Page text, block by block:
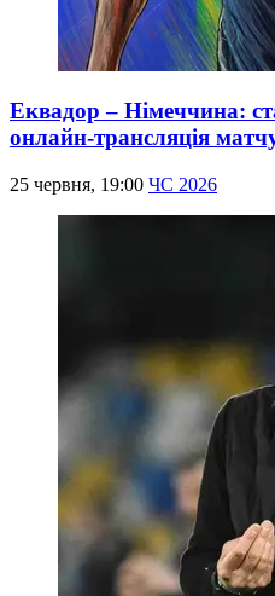
Еквадор – Німеччина:
онлайн-трансляція
25 червня, 19:00 ЧС 2026